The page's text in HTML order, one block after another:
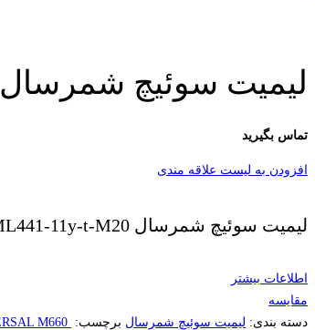
لیمیت سوئیچ شمرسال ML441-11y-t-M20
تماس بگیرید
افزودن به لیست علاقه مندی
لیمیت سوئیچ شمرسال ML441-11y-t-M20
اطلاعات بیشتر
مقایسه
دسته بندی: لیمیت سوئیچ شمرسال برچسب: